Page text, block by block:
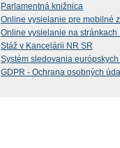
Parlamentná knižnica
Online vysielanie pre mobilné
Online vysielanie na stránkach
Stáž v Kancelárii NR SR
Systém sledovania
GDPR - Ochrana osobných